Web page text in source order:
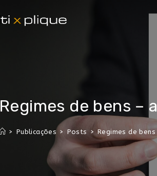
Regimes de bens –
> Publicações > Posts > Regimes de